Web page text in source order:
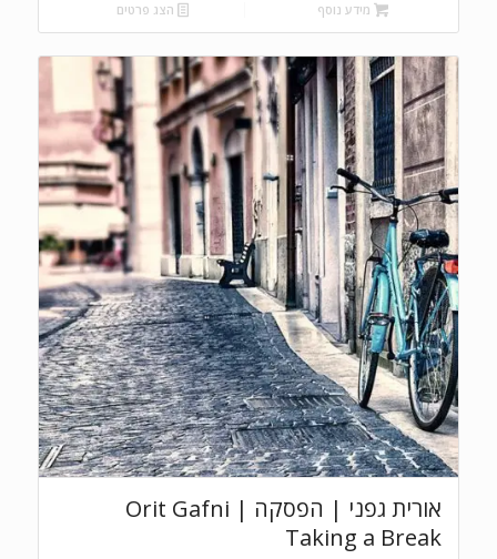
מידע נוסף הצג פרטים
אורית גפני | הפסקה Orit Gafni |
Taking a Break